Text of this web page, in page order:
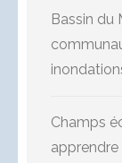
Bassin du
Champs